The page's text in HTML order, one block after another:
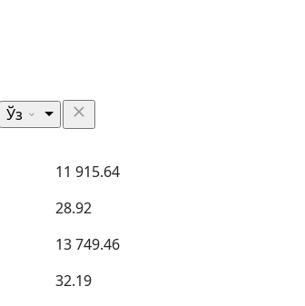
Ўз
11 915.64
28.92
13 749.46
32.19